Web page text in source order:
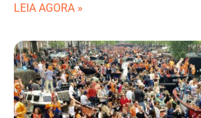
LEIA AGORA »